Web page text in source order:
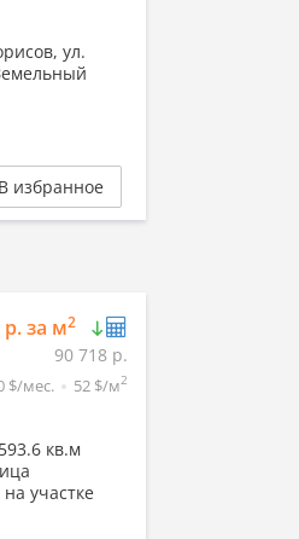
ул.
В избранное
р. за м2
90 718 р.
$/мес. 52 $/м2
кв.м
участке